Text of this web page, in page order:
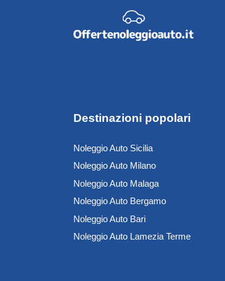
Destinazioni popolari
Noleggio Auto Sicilia
Noleggio Auto Milano
Noleggio Auto Malaga
Noleggio Auto Bergamo
Noleggio Auto Bari
Noleggio Auto Lamezia Terme